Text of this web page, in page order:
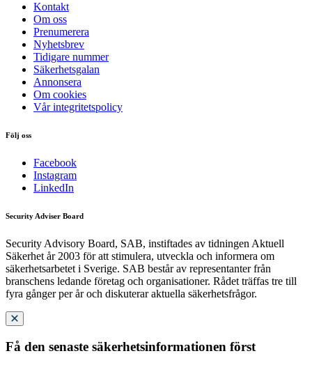
Kontakt
Om oss
Prenumerera
Nyhetsbrev
Tidigare nummer
Säkerhetsgalan
Annonsera
Om cookies
Vår integritetspolicy
Följ oss
Facebook
Instagram
LinkedIn
Security Adviser Board
Security Advisory Board, SAB, instiftades av tidningen Aktuell
Säkerhet år 2003 för att stimulera, utveckla och informera om
säkerhetsarbetet i Sverige. SAB består av representanter från
branschens ledande företag och organisationer. Rådet träffas tre till
fyra gånger per år och diskuterar aktuella säkerhetsfrågor.
Få den senaste säkerhetsinformationen först